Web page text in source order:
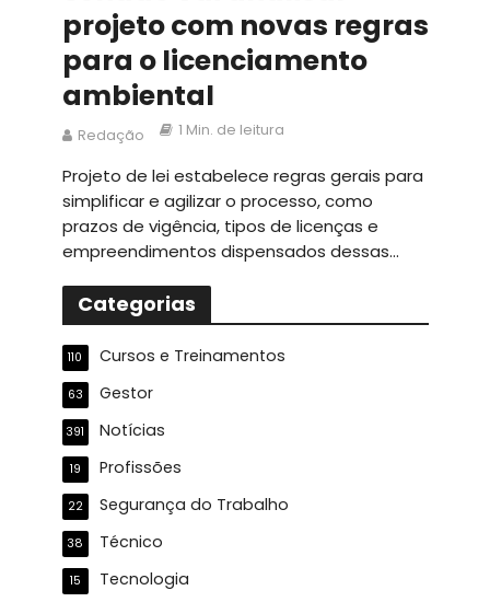
projeto com novas regras
para o licenciamento
ambiental
Redação 1 Min. de leitura
Projeto de lei estabelece regras gerais para
simplificar e agilizar o processo, como
prazos de vigência, tipos de licenças e
empreendimentos dispensados dessas...
Categorias
Cursos e Treinamentos
110
Gestor
63
Notícias
391
Profissões
19
Segurança do Trabalho
22
Técnico
38
Tecnologia
15